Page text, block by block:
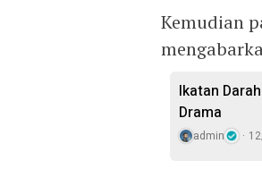
Kemudian
Ikatan
Drama
admin